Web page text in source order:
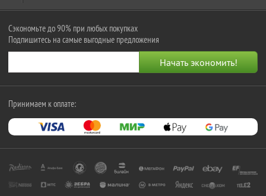
Сэкономьте до 90% при любых покупках
Подпишитесь на самые выгодные предложения
Принимаем к оплате: